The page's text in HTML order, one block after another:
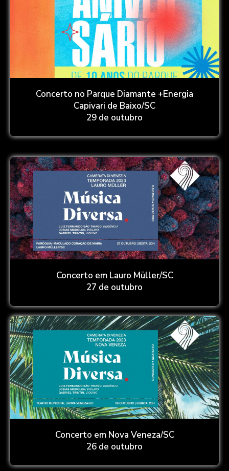
Concerto no Parque Diamante +Energia
Capivari de Baixo/SC
29 de outubro
Concerto em Lauro Müller/SC
27 de outubro
Concerto em Nova Veneza/SC
26 de outubro